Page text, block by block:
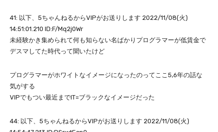
41: 以下、5ちゃんねるからVIPがお送りします 2022/11/08(火)
14:51:01.210 ID:F/Mq2j0Wr
未経験かき集められて何も知らない名ばかりプログラマーが低賃金で
デスマしてた時代って聞いたけど
プログラマーがホワイトなイメージになったのってここ5,6年の話な
気がする
VIPでもつい最近までIT=ブラックなイメージだった
44: 以下、5ちゃんねるからVIPがお送りします 2022/11/08(火)